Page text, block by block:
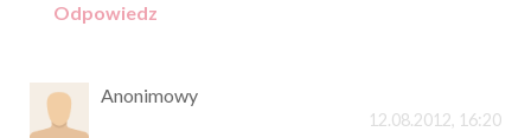
Odpowiedz
Anonimowy
12.08.2012, 16:20